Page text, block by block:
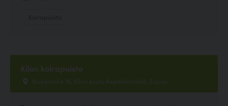
Kilon koirapuisto
Nuijalantie 16, Kilon koulu Aspelinintiellä, Espoo